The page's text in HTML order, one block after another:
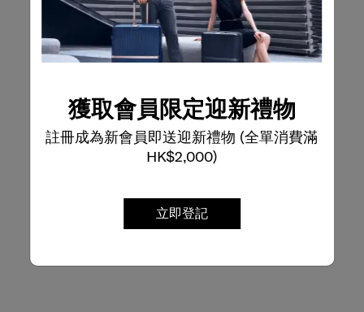
獲取會員限定迎新禮物
註冊成為新會員即送迎新禮物 (全單消費滿
HK$2,000)
立即登記